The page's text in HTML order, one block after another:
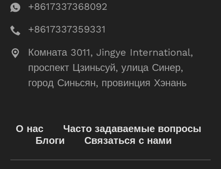
+8617337368092
+8617337359331
Комната 3011, Jingye International,
проспект Цзиньсуй, улица Синер,
город Синьсян, провинция Хэнань
О нас
Часто задаваемые вопросы
Блоги
Связаться с нами